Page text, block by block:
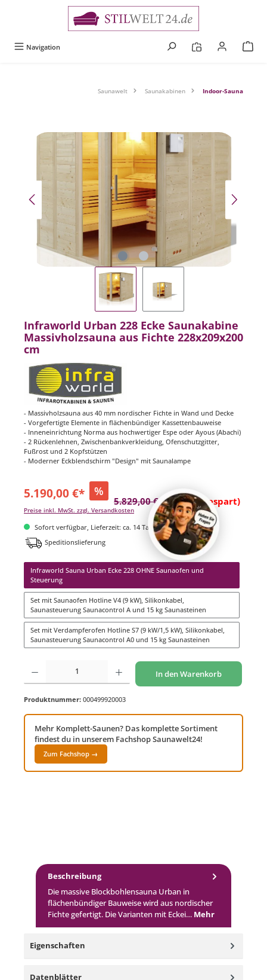
Navigation
Saunawelt Saunakabinen Indoor-Sauna
Bildergalerie überspringen
Infraworld Urban 228 Ecke Saunakabine
Massivholzsauna aus Fichte 228x209x200
cm
- Massivholzsauna aus 40 mm nordischer Fichte in Wand und Decke
- Vorgefertigte Elemente in flächenbündiger Kassettenbauweise
- Inneneinrichtung Norma aus hochwertiger Espe oder Ayous (Abachi)
- 2 Rückenlehnen, Zwischenbankverkleidung, Ofenschutzgitter,
Fußrost und 2 Kopfstützen
- Moderner Eckblendschirm "Design" mit Saunalampe
5.190,00 €* %
5.829,00 €* (10.96% gespart)
Preise inkl. MwSt. zzgl. Versandkosten
Sofort verfügbar, Lieferzeit: ca. 14 Tage
Speditionslieferung
Infraworld Sauna Urban Ecke 228 OHNE Saunaofen und
Steuerung
Set mit Saunaofen Hotline V4 (9 kW), Silikonkabel,
Saunasteuerung Saunacontrol A und 15 kg Saunasteinen
Set mit Verdampferofen Hotline S7 (9 kW/1,5 kW), Silikonkabel,
Saunasteuerung Saunacontrol A0 und 15 kg Saunasteinen
Produkt Anzahl: Gib den gewünschten Wert ein oder benutze die Schaltflächen um
In den Warenkorb
Produktnummer: 000499920003
Mehr Komplett-Saunen? Das komplette Sortiment
findest du in unserem Fachshop Saunawelt24!
Zum Fachshop →
Beschreibung
Die massive Blockbohlensauna Urban in
flächenbündiger Bauweise wird aus nordischer
Fichte gefertigt. Die Varianten mit Eckei… Mehr
Eigenschaften
Datenblätter